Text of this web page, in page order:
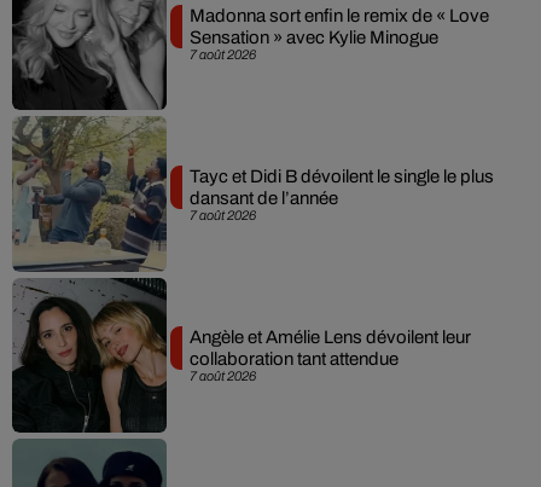
7 août 2026
Madonna sort enfin le remix de « Love
Sensation » avec Kylie Minogue
7 août 2026
Tayc et Didi B dévoilent le single le plus
dansant de l’année
7 août 2026
Angèle et Amélie Lens dévoilent leur
collaboration tant attendue